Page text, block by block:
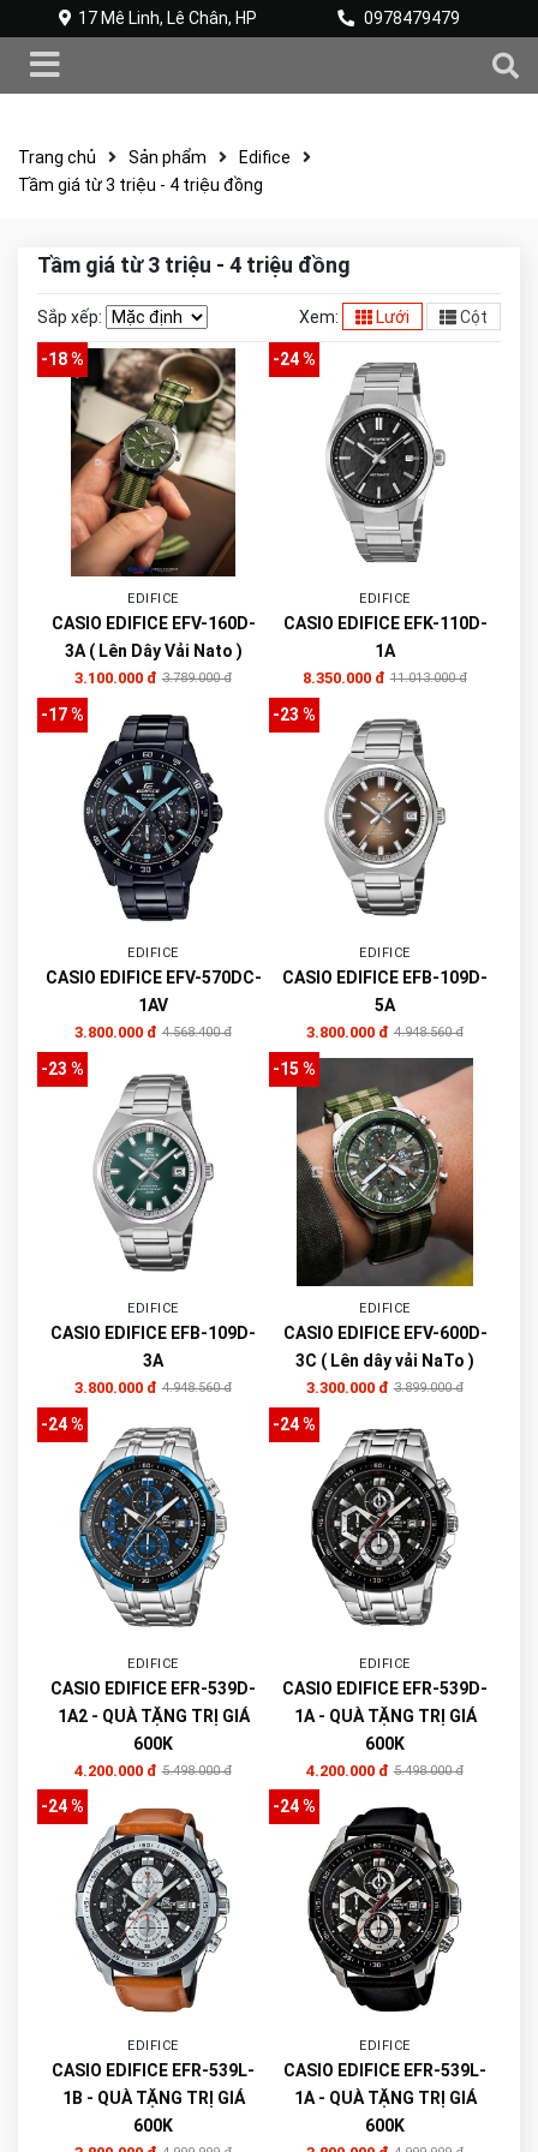
17 Mê Linh, Lê Chân, HP 0978479479
Trang chủ Sản phẩm
Edifice
Tầm giá từ 3 triệu - 4 triệu đồng
Tầm giá từ 3 triệu - 4 triệu đồng
Sắp xếp: Xem: Lưới Cột
-18 %
EDIFICE
CASIO EDIFICE EFV-160D-
3A ( Lên Dây Vải Nato )
3.100.000 đ 3.789.000 đ
-24 %
EDIFICE
CASIO EDIFICE EFK-110D-
1A
8.350.000 đ 11.013.000 đ
-17 %
EDIFICE
CASIO EDIFICE EFV-570DC-
1AV
3.800.000 đ 4.568.400 đ
-23 %
EDIFICE
CASIO EDIFICE EFB-109D-
5A
3.800.000 đ 4.948.560 đ
-23 %
EDIFICE
CASIO EDIFICE EFB-109D-
3A
3.800.000 đ 4.948.560 đ
-15 %
EDIFICE
CASIO EDIFICE EFV-600D-
3C ( Lên dây vải NaTo )
3.300.000 đ 3.899.000 đ
-24 %
EDIFICE
CASIO EDIFICE EFR-539D-
1A2 - QUÀ TẶNG TRỊ GIÁ
600K
4.200.000 đ 5.498.000 đ
-24 %
EDIFICE
CASIO EDIFICE EFR-539D-
1A - QUÀ TẶNG TRỊ GIÁ
600K
4.200.000 đ 5.498.000 đ
-24 %
EDIFICE
CASIO EDIFICE EFR-539L-
1B - QUÀ TẶNG TRỊ GIÁ
600K
-24 %
EDIFICE
CASIO EDIFICE EFR-539L-
1A - QUÀ TẶNG TRỊ GIÁ
600K